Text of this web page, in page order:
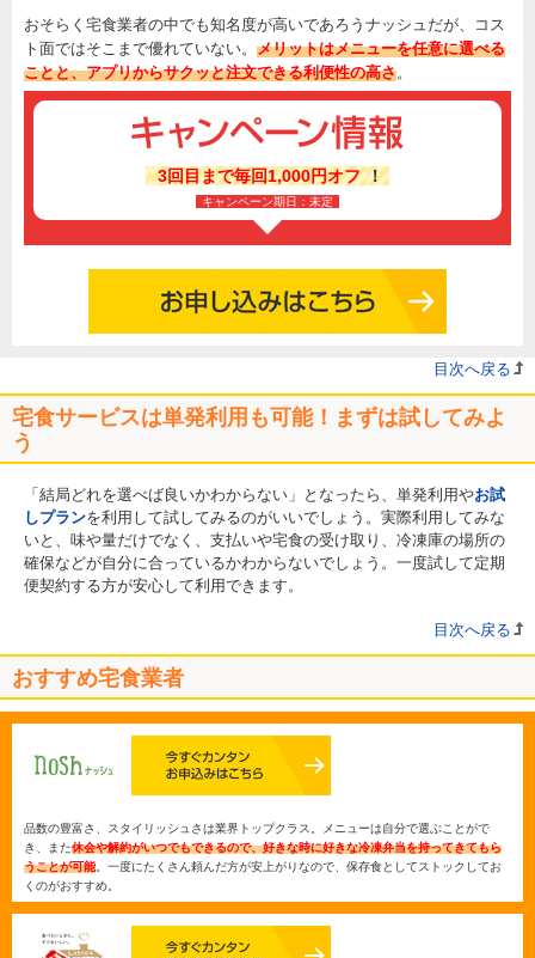
おそらく宅食業者の中でも知名度が高いであろうナッシュだが、コス
ト面ではそこまで優れていない。 メリットはメニューを任意に選べる
ことと、アプリからサクッと注文できる利便性の高さ。
3回目まで毎回1,000円オフ ！
キャンペーン期日：未定
目次へ戻る
宅食サービスは単発利用も可能！まずは試してみよ
う
「結局どれを選べば良いかわからない」となったら、単発利用やお試
しプランを利用して試してみるのがいいでしょう。実際利用してみな
いと、味や量だけでなく、支払いや宅食の受け取り、冷凍庫の場所の
確保などが自分に合っているかわからないでしょう。一度試して定期
便契約する方が安心して利用できます。
目次へ戻る
おすすめ宅食業者
品数の豊富さ、スタイリッシュさは業界トップクラス。メニューは自分で選ぶことがで
き、また休会や解約がいつでもできるので、好きな時に好きな冷凍弁当を持ってきてもら
うことが可能 。一度にたくさん頼んだ方が安上がりなので、保存食としてストックしてお
くのがおすすめ。